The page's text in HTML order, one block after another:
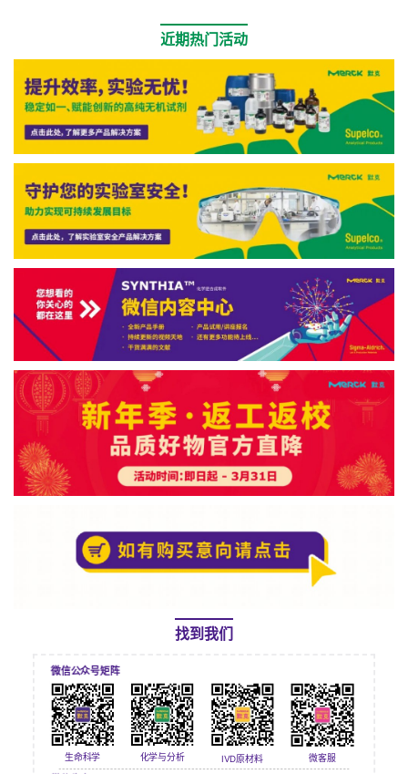
近期热门活动
找到我们
微信公众号矩阵
生命科学 化学与分析 IVD原材料 微客服